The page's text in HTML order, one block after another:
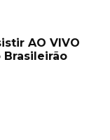
AO VIVO
Brasileirão